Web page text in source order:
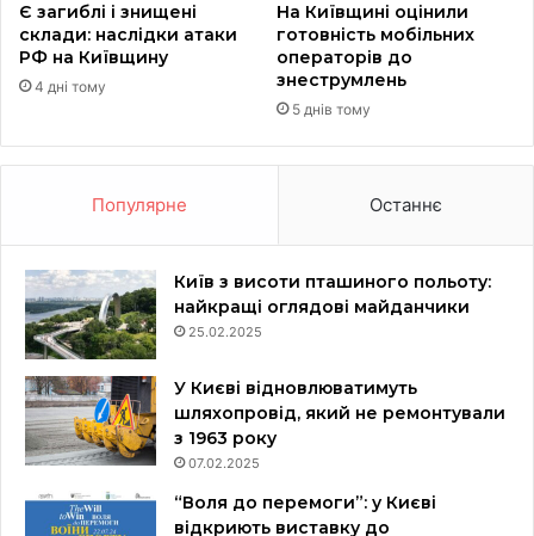
Є загиблі і знищені
склади: наслідки атаки
РФ на Київщину
4 дні тому
На Київщині оцінили
готовність мобільних
операторів до
знеструмлень
5 днів тому
Популярне Останнє
Київ з висоти пташиного польоту:
найкращі оглядові майданчики
25.02.2025
У Києві відновлюватимуть
шляхопровід, який не ремонтували
з 1963 року
07.02.2025
“Воля до перемоги”: у Києві
відкриють виставку до